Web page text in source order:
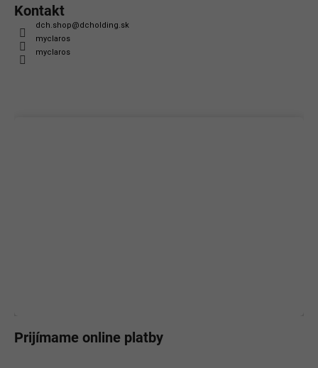
Kontakt
dch.shop@dcholding.sk
myclaros
myclaros
Prijímame online platby